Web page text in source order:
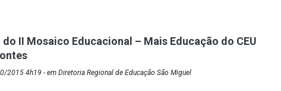
II Mosaico Educacional – Mais Educação do CEU
2015 4h19 - em Diretoria Regional de Educação São Miguel